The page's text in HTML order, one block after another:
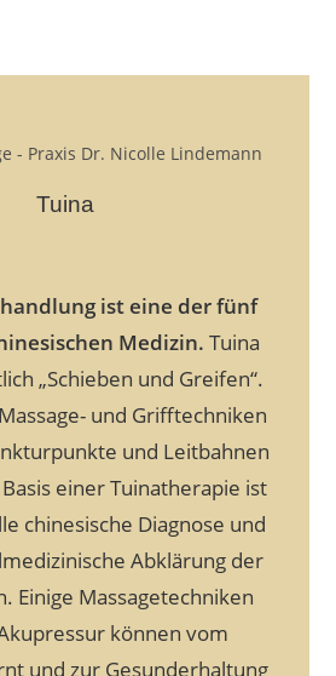
Tuina
ist eine der fünf
Medizin. Tuina
„Schieben und Greifen“.
und Grifftechniken
und Leitbahnen
einer Tuinatherapie ist
chinesische Diagnose und
Abklärung der
Einige Massagetechniken
können vom
und zur Gesunderhaltung